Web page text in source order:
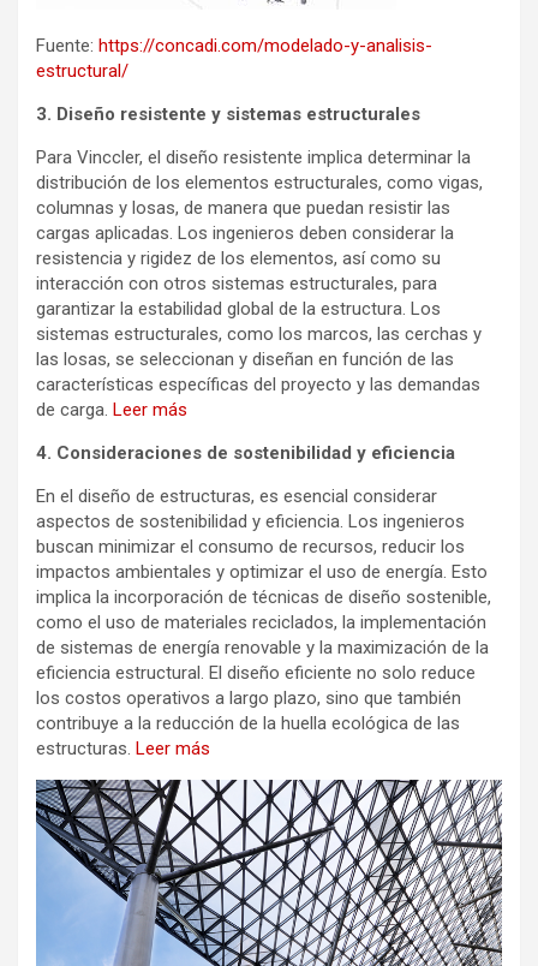
Fuente: https://concadi.com/modelado-y-analisis-
estructural/
3. Diseño resistente y sistemas estructurales
Para Vinccler, el diseño resistente implica determinar la
distribución de los elementos estructurales, como vigas,
columnas y losas, de manera que puedan resistir las
cargas aplicadas. Los ingenieros deben considerar la
resistencia y rigidez de los elementos, así como su
interacción con otros sistemas estructurales, para
garantizar la estabilidad global de la estructura. Los
sistemas estructurales, como los marcos, las cerchas y
las losas, se seleccionan y diseñan en función de las
características específicas del proyecto y las demandas
de carga. Leer más
4. Consideraciones de sostenibilidad y eficiencia
En el diseño de estructuras, es esencial considerar
aspectos de sostenibilidad y eficiencia. Los ingenieros
buscan minimizar el consumo de recursos, reducir los
impactos ambientales y optimizar el uso de energía. Esto
implica la incorporación de técnicas de diseño sostenible,
como el uso de materiales reciclados, la implementación
de sistemas de energía renovable y la maximización de la
eficiencia estructural. El diseño eficiente no solo reduce
los costos operativos a largo plazo, sino que también
contribuye a la reducción de la huella ecológica de las
estructuras. Leer más